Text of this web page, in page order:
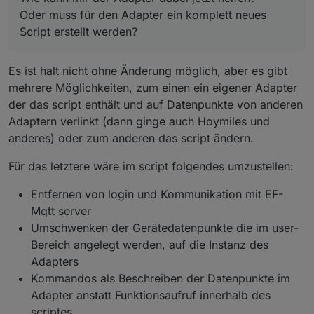
Oder muss für den Adapter ein komplett neues
Script erstellt werden?
Es ist halt nicht ohne Änderung möglich, aber es gibt
mehrere Möglichkeiten, zum einen ein eigener Adapter
der das script enthält und auf Datenpunkte von anderen
Adaptern verlinkt (dann ginge auch Hoymiles und
anderes) oder zum anderen das script ändern.
Für das letztere wäre im script folgendes umzustellen:
Entfernen von login und Kommunikation mit EF-
Mqtt server
Umschwenken der Gerätedatenpunkte die im user-
Bereich angelegt werden, auf die Instanz des
Adapters
Kommandos als Beschreiben der Datenpunkte im
Adapter anstatt Funktionsaufruf innerhalb des